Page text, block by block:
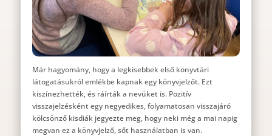
Már hagyomány, hogy a legkisebbek első könyvtári
látogatásukról emlékbe kapnak egy könyvjelzőt. Ezt
kiszínezhették, és ráírták a nevüket is. Pozitív
visszajelzésként egy negyedikes, folyamatosan visszajáró
kölcsönző kisdiák jegyezte meg, hogy neki még a mai napig
megvan ez a könyvjelző, sőt használatban is van.